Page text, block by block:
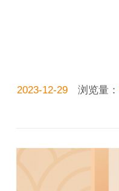
2023-12-29浏览量：